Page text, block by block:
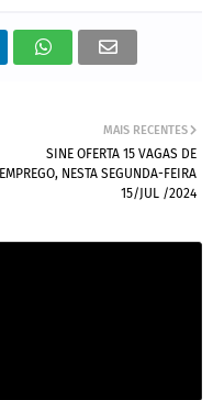
MAIS RECENTES
SINE OFERTA 15 VAGAS DE
EMPREGO, NESTA SEGUNDA-FEIRA
15/JUL /2024